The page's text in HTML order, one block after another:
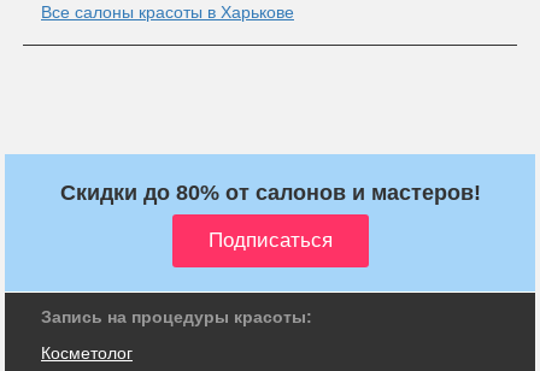
Все салоны красоты в Харькове
Скидки до 80% от салонов и мастеров!
Запись на процедуры красоты:
Косметолог